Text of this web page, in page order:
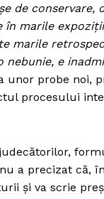
de conservare,
marile
marile
e
unor probe noi,
procesului
a precizat că,
şi va scrie